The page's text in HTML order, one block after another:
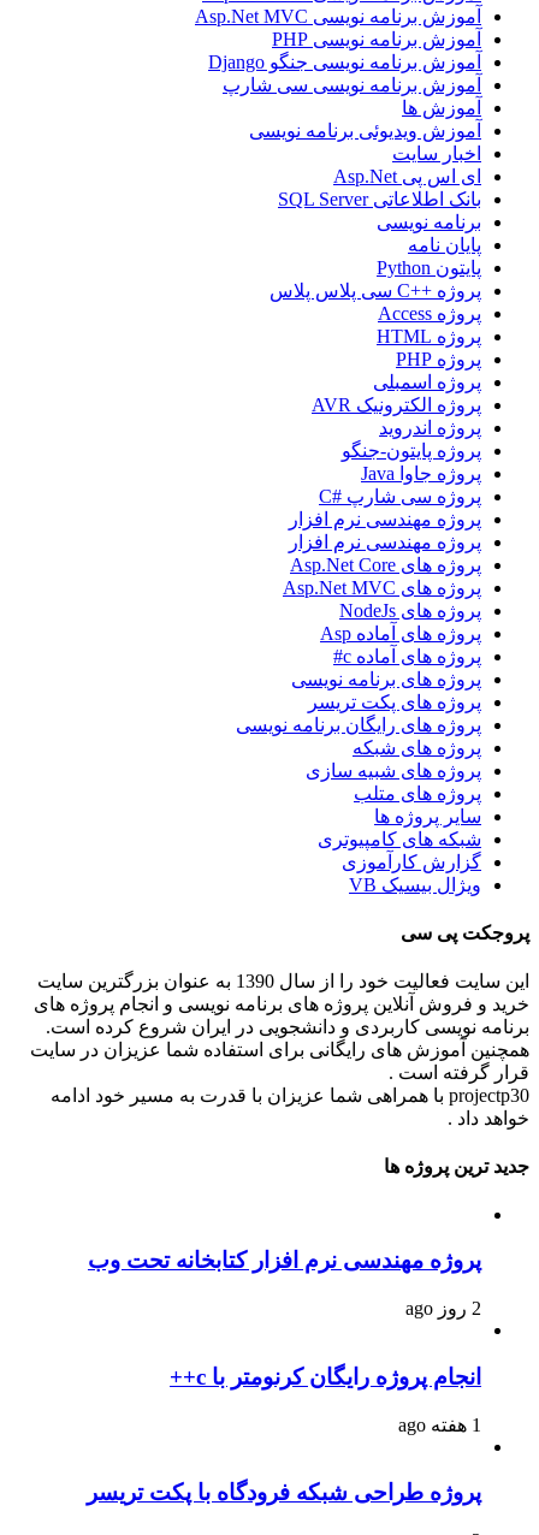
آموزش برنامه نویسی Asp.Net MVC
آموزش برنامه نویسی PHP
آموزش برنامه نویسی جنگو Django
آموزش برنامه نویسی سی شارپ
آموزش ها
آموزش ویدیوئی برنامه نویسی
اخبار سایت
ای اس پی Asp.Net
بانک اطلاعاتی SQL Server
برنامه نویسی
پایان نامه
پایتون Python
پروژه ++C سی پلاس پلاس
پروژه Access
پروژه HTML
پروژه PHP
پروژه اسمبلی
پروژه الکترونیک AVR
پروژه اندروید
پروژه پایتون-جنگو
پروژه جاوا Java
پروژه سی شارپ #C
پروژه مهندسی نرم افزار
پروژه مهندسی نرم افزار
پروژه های Asp.Net Core
پروژه های Asp.Net MVC
پروژه های NodeJs
پروژه های آماده Asp
پروژه های آماده c#
پروژه های برنامه نویسی
پروژه های پکت تریسر
پروژه های رایگان برنامه نویسی
پروژه های شبکه
پروژه های شبیه سازی
پروژه های متلب
سایر پروژه ها
شبکه های کامپیوتری
گزارش کارآموزی
ویژال بیسیک VB
پروجکت پی سی
این سایت فعالیت خود را از سال 1390 به عنوان بزرگترین سایت
خرید و فروش آنلاین پروژه های برنامه نویسی و انجام پروژه های
برنامه نویسی کاربردی و دانشجویی در ایران شروع کرده است.
همچنین آموزش های رایگانی برای استفاده شما عزیزان در سایت
قرار گرفته است .
projectp30 با همراهی شما عزیزان با قدرت به مسیر خود ادامه
خواهد داد .
جدید ترین پروژه ها
پروژه مهندسی نرم افزار کتابخانه تحت وب
2 روز ago
انجام پروژه رایگان کرنومتر با c++
1 هفته ago
پروژه طراحی شبکه فرودگاه با پکت تریسر